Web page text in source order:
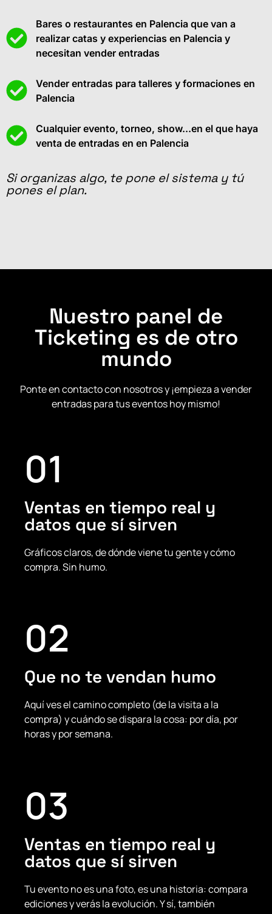
Bares o restaurantes en Palencia que van a
realizar catas y experiencias en Palencia y
necesitan vender entradas
Vender entradas para talleres y formaciones en
Palencia
Cualquier evento, torneo, show...en el que haya
venta de entradas en en Palencia
Si organizas algo, te pone el sistema y tú
pones el plan.
Nuestro panel de
Ticketing es de otro
mundo
Ponte en contacto con nosotros y ¡empieza a vender
entradas para tus eventos hoy mismo!
01
Ventas en tiempo real y
datos que sí sirven
Gráficos claros, de dónde viene tu gente y cómo
compra. Sin humo.
02
Que no te vendan humo
Aquí ves el camino completo (de la visita a la
compra) y cuándo se dispara la cosa: por día, por
horas y por semana.
03
Ventas en tiempo real y
datos que sí sirven
Tu evento no es una foto, es una historia: compara
ediciones y verás la evolución. Y sí, también